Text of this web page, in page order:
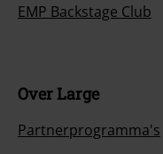
EMP Backstage Club
Over Large
Partnerprogramma's